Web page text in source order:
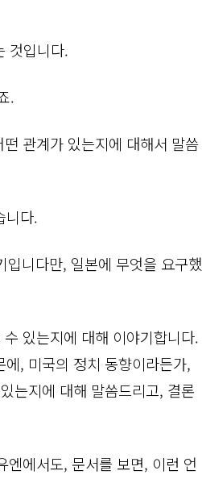
것입니다.
.
관계가 있는지에 대해서 말씀
니다.
니다만, 일본에 무엇을 요구했
있는지에 대해 이야기합니다.
, 미국의 정치 동향이라든가,
는지에 대해 말씀드리고, 결론
에서도, 문서를 보면, 이런 언